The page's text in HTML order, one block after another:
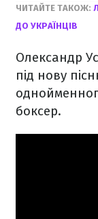
ЧИТАЙТЕ ТАКОЖ:
ДО УКРАЇНЦІВ
Олександр
під нову
боксер.